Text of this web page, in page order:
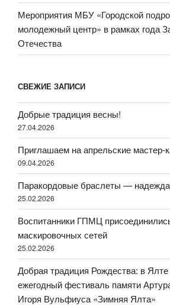
Мероприятия МБУ «Городской
молодежный центр» в рамках года
Отечества
СВЕЖИЕ ЗАПИСИ
Добрые традиция весны!
27.04.2026
Приглашаем на апрельские мастер-
09.04.2026
Паракордовые браслеты —
25.02.2026
Воспитанники ГПМЦ
маскировочных сетей
25.02.2026
Добрая традиция Рождества: в Ялте
ежегодный фестиваль памяти
Игоря Вульфиуса «Зимняя Ялта»